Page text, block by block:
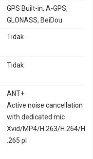
GPS Built-in, A-GPS,
GLONASS, BeiDou
Tidak
Tidak
ANT+
Active noise cancellation
with dedicated mic
Xvid/MP4/H.263/H.264/H
.265 pl